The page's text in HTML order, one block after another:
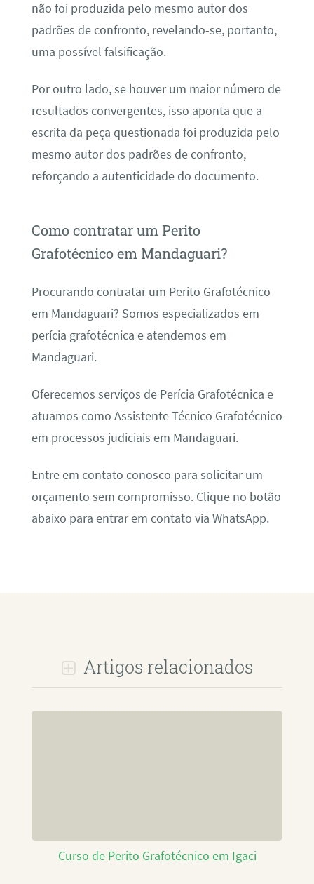
não foi produzida pelo mesmo autor dos
padrões de confronto, revelando-se, portanto,
uma possível falsificação.
Por outro lado, se houver um maior número de
resultados convergentes, isso aponta que a
escrita da peça questionada foi produzida pelo
mesmo autor dos padrões de confronto,
reforçando a autenticidade do documento.
Como contratar um Perito
Grafotécnico em Mandaguari?
Procurando contratar um Perito Grafotécnico
em Mandaguari? Somos especializados em
perícia grafotécnica e atendemos em
Mandaguari.
Oferecemos serviços de Perícia Grafotécnica e
atuamos como Assistente Técnico Grafotécnico
em processos judiciais em Mandaguari.
Entre em contato conosco para solicitar um
orçamento sem compromisso. Clique no botão
abaixo para entrar em contato via WhatsApp.
Artigos relacionados
Curso de Perito Grafotécnico em Igaci